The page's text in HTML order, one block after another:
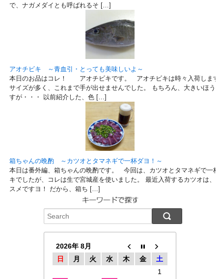
で、ナガメダイとも呼ばれるそ […]
アオチビキ ～青血引・とっても美味しいよ～
本日のお品はコレ！ アオチビキです。 アオチビキは時々入荷します
サイズが多く、これまで手が出せませんでした。 もちろん、大きいほう
すが・・・ 以前紹介した、色 […]
箱ちゃんの晩酌 ～カツオとタマネギで一杯ダヨ！～
本日は番外編、箱ちゃんの晩酌です。 今回は、カツオとタマネギで一
キでしたが、コレは生で宮城産を使いました。 最近入荷するカツオは、
スメですヨ！ だから、箱ち […]
2026年 8月
日
月 火 水 木 金
土
1